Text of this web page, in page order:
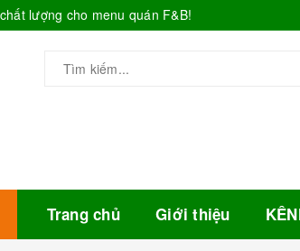
lượng cho menu quán F&B!
Trang chủ Giới thiệu